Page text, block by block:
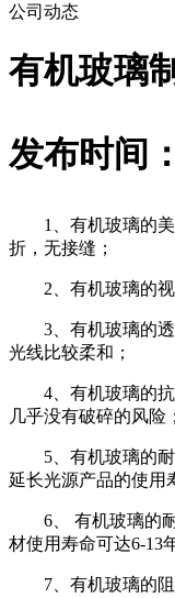
公司动态
有机玻璃
发布时间
1、有机玻璃的
折，无接缝；
2、有机玻璃的
3、有机玻璃的
光线比较柔和；
4、有机玻璃的
几乎没有破碎的风险；
5、有机玻璃的
延长光源产品的使用
6、 有机玻璃的
材使用寿命可达6-13
7、有机玻璃的